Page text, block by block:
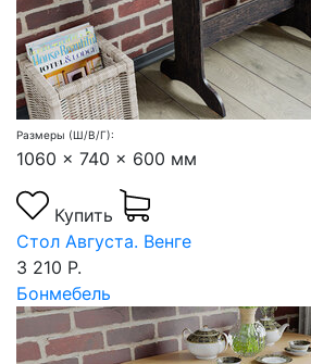
Размеры (Ш/В/Г):
1060 x 740 x 600 мм
Купить
Стол Августа. Венге
3 210 Р.
Бонмебель